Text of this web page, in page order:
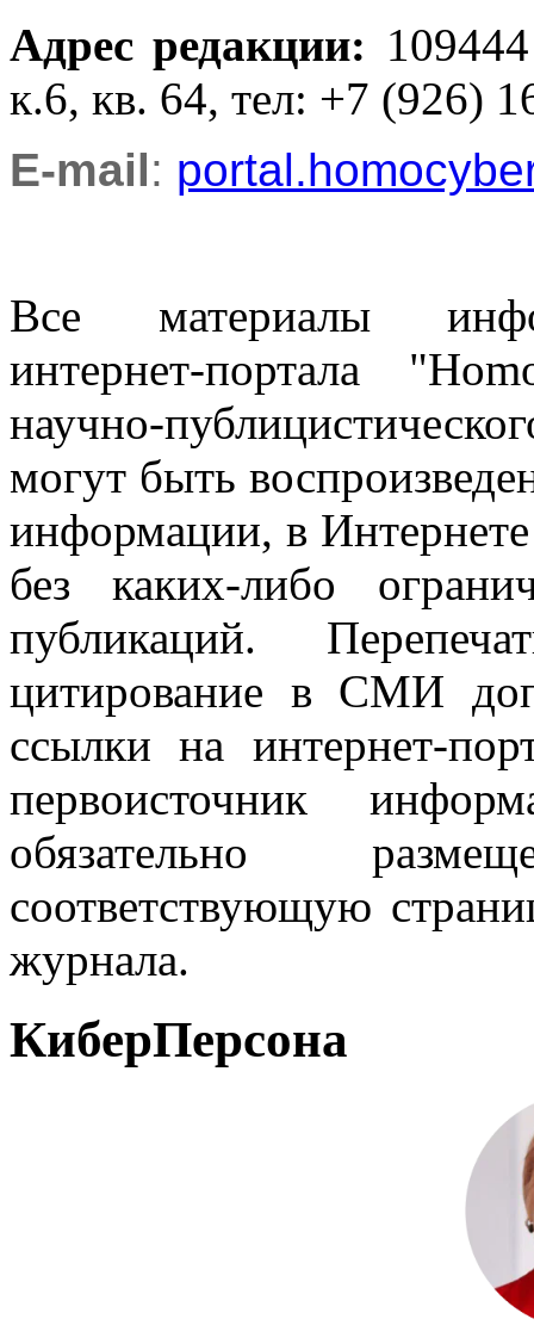
Адрес редакции:
к.6, кв. 64, тел: +7 (926)
E-mail:
Все материалы
интернет-портала
научно-
могут быть
информации, в
без каких-либо
публикаций.
цитирование в СМИ
ссылки на интернет-
первоисточник
обязательно
соответствующую
журнала.
КиберПерсона